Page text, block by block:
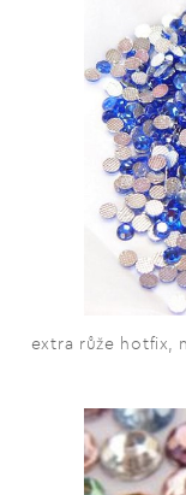
extra růže hotfix,